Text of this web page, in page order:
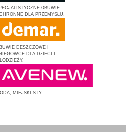
OBUWIE
DLA PRZEMYSŁU.
DESZCZOWE I
DLA DZIECI I
MIEJSKI STYL.